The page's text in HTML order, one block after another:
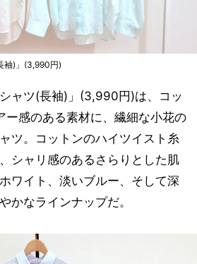
袖)」(3,990円)
シャツ(長袖)」(3,990円)は、コッ
ー感のある素材に、繊細な小花の
ツ。コットンのハイツイスト糸
シャリ感のあるさらりとした肌
ワイト、淡いブルー、そして深
かなラインナップだ。